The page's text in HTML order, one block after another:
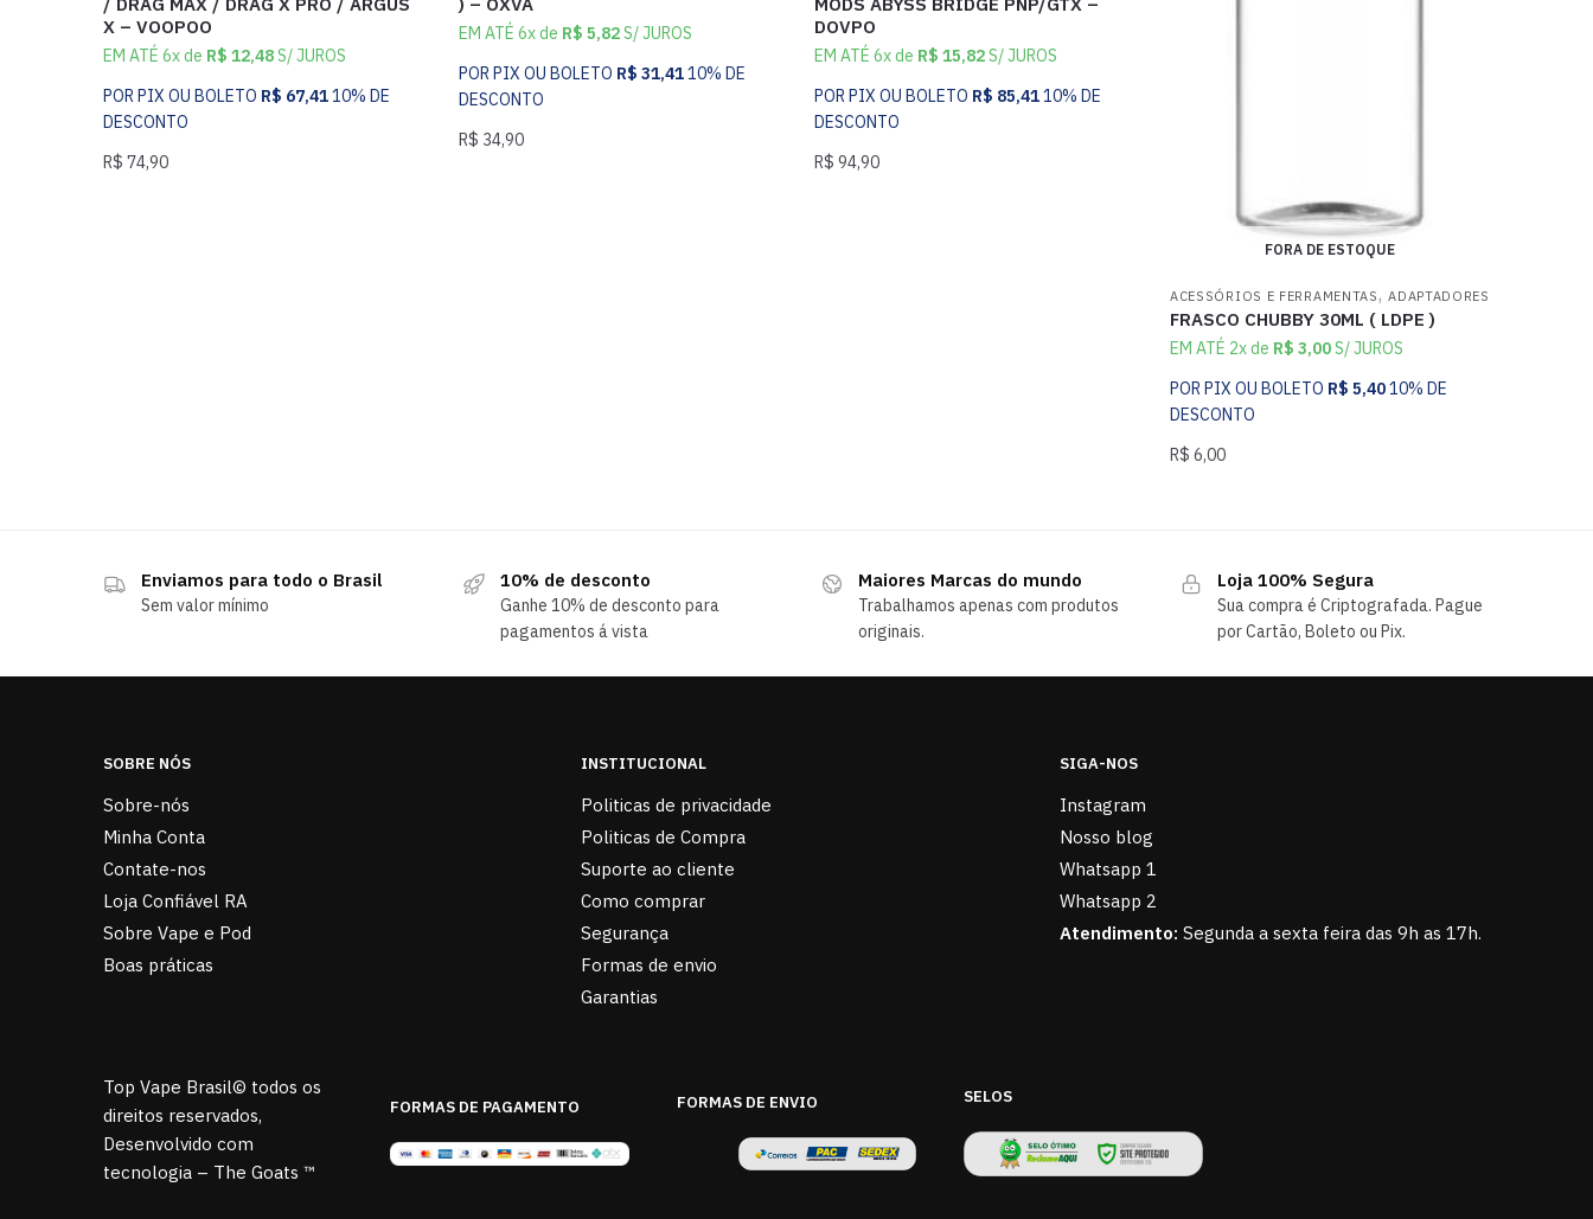
X – VOOPOO
EM ATÉ 6x de R$ 12,48S/ JUROS
POR PIX OU BOLETO R$ 67,4110% DE
DESCONTO
R$ 74,90
EM ATÉ 6x de R$ 5,82S/ JUROS
POR PIX OU BOLETO R$ 31,4110% DE
DESCONTO
R$ 34,90
DOVPO
EM ATÉ 6x de R$ 15,82S/ JUROS
POR PIX OU BOLETO R$ 85,4110% DE
DESCONTO
R$ 94,90
FORA DE ESTOQUE
ACESSÓRIOS E FERRAMENTAS,ADAPTADORES
FRASCO CHUBBY 30ML ( LDPE )
EM ATÉ 2x de R$ 3,00S/ JUROS
POR PIX OU BOLETO R$ 5,4010% DE
DESCONTO
R$ 6,00
Enviamos para todo o Brasil
Sem valor mínimo
10% de desconto
Ganhe 10% de desconto para
pagamentos á vista
Maiores Marcas do mundo
Trabalhamos apenas com produtos
originais.
Loja 100% Segura
Sua compra é Criptografada. Pague
por Cartão, Boleto ou Pix.
SOBRE NÓS
Sobre-nós
Minha Conta
Contate-nos
Loja Confiável RA
Sobre Vape e Pod
Boas práticas
INSTITUCIONAL
Politicas de privacidade
Politicas de Compra
Suporte ao cliente
Como comprar
Segurança
Formas de envio
Garantias
SIGA-NOS
Instagram
Nosso blog
Whatsapp 1
Whatsapp 2
Atendimento: Segunda a sexta feira das 9h as 17h.
Top Vape Brasil© todos os
direitos reservados,
Desenvolvido com
tecnologia – The Goats ™
FORMAS DE PAGAMENTO FORMAS DE ENVIO SELOS